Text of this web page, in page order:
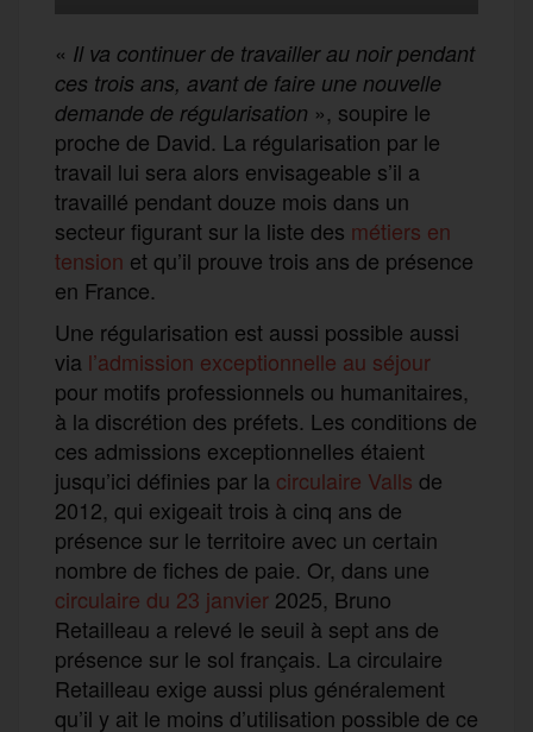
« Il va continuer de travailler au noir pendant
ces trois ans, avant de faire une nouvelle
demande de régularisation », soupire le
proche de David. La régularisation par le
travail lui sera alors envisageable s’il a
travaillé pendant douze mois dans un
secteur figurant sur la liste des métiers en
tension et qu’il prouve trois ans de présence
en France.
Une régularisation est aussi possible aussi
via l’admission exceptionnelle au séjour
pour motifs professionnels ou humanitaires,
à la discrétion des préfets. Les conditions de
ces admissions exceptionnelles étaient
jusqu’ici définies par la circulaire Valls de
2012, qui exigeait trois à cinq ans de
présence sur le territoire avec un certain
nombre de fiches de paie. Or, dans une
circulaire du 23 janvier 2025, Bruno
Retailleau a relevé le seuil à sept ans de
présence sur le sol français. La circulaire
Retailleau exige aussi plus généralement
qu’il y ait le moins d’utilisation possible de ce